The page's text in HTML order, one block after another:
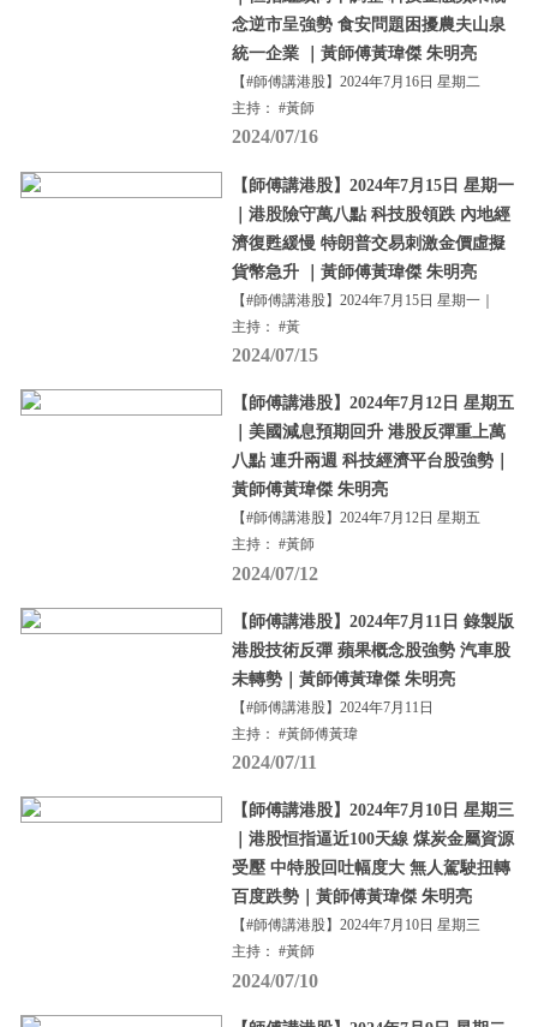
念逆市呈強勢 食安問題困擾農夫山泉
統一企業 ｜黃師傅黃瑋傑 朱明亮
【#師傅講港股】2024年7月16日 星期二
主持： #黃師
2024/07/16
【師傅講港股】2024年7月15日 星期一
｜港股險守萬八點 科技股領跌 內地經
濟復甦緩慢 特朗普交易刺激金價虛擬
貨幣急升 ｜黃師傅黃瑋傑 朱明亮
【#師傅講港股】2024年7月15日 星期一｜
主持： #黃
2024/07/15
【師傅講港股】2024年7月12日 星期五
｜美國減息預期回升 港股反彈重上萬
八點 連升兩週 科技經濟平台股強勢｜
黃師傅黃瑋傑 朱明亮
【#師傅講港股】2024年7月12日 星期五
主持： #黃師
2024/07/12
【師傅講港股】2024年7月11日 錄製版
港股技術反彈 蘋果概念股強勢 汽車股
未轉勢｜黃師傅黃瑋傑 朱明亮
【#師傅講港股】2024年7月11日
主持： #黃師傅黃瑋
2024/07/11
【師傅講港股】2024年7月10日 星期三
｜港股恒指逼近100天線 煤炭金屬資源
受壓 中特股回吐幅度大 無人駕駛扭轉
百度跌勢｜黃師傅黃瑋傑 朱明亮
【#師傅講港股】2024年7月10日 星期三
主持： #黃師
2024/07/10